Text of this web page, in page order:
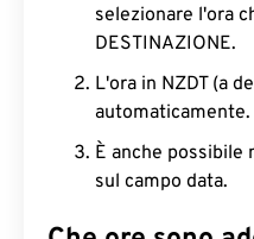
selezionare l'ora
DESTINAZIONE.
L'ora in NZDT (a
automaticamente.
È anche possibile
sul campo data.